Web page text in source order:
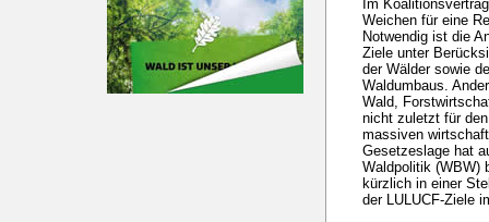
Im
Weichen für eine
Notwendig ist die
Ziele unter
der Wälder sowie
Waldumbaus.
Wald,
nicht zuletzt für
massiven
Gesetzeslage hat
Waldpolitik (WBW)
kürzlich in einer
der LULUCF-Ziele